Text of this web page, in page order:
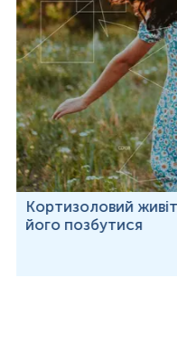
Кортизоловий
його позбутися